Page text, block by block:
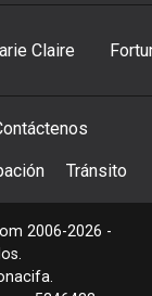
Claire
Tránsito
2006-2026 -